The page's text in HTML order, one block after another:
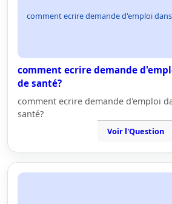
comment ecrire demande d'emploi
comment ecrire demande
de santé?
comment ecrire demande d'emploi
santé?
Voir l'Question